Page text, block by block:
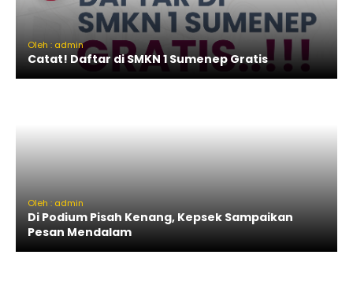
Oleh : admin
Catat! Daftar di SMKN 1 Sumenep Gratis
Oleh : admin
Di Podium Pisah Kenang, Kepsek Sampaikan
Pesan Mendalam